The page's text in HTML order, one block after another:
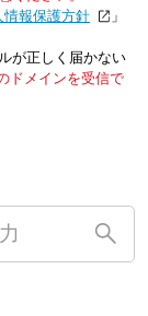
情報保護方針
」
が正しく届かない
ドメインを受信で